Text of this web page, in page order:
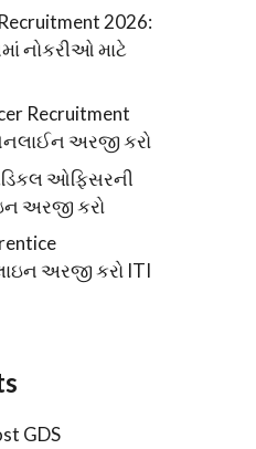
2026:
નોકરીઓ માટે
Recruitment
અરજી કરો
ઓફિસરની
અરજી કરો
અરજી કરો ITI
GDS